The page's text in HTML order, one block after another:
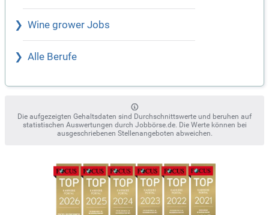
Wine grower Jobs
Alle Berufe
Die aufgezeigten Gehaltsdaten sind Durchschnittswerte und beruhen auf
statistischen Auswertungen durch Jobbörse.de. Die Werte können bei
ausgeschriebenen Stellenangeboten abweichen.